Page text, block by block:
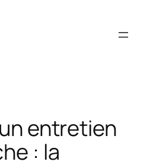
entretien
: la